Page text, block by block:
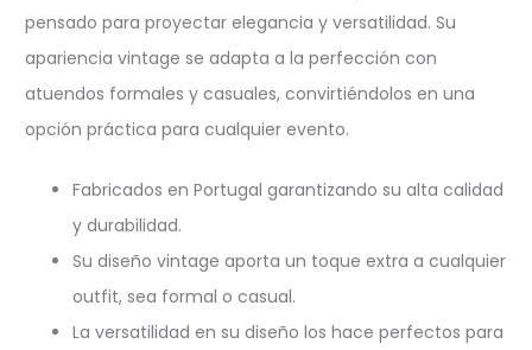
pensado para proyectar elegancia y versatilidad. Su
apariencia vintage se adapta a la perfección con
atuendos formales y casuales, convirtiéndolos en una
opción práctica para cualquier evento.
Fabricados en Portugal garantizando su alta calidad
y durabilidad.
Su diseño vintage aporta un toque extra a cualquier
outfit, sea formal o casual.
La versatilidad en su diseño los hace perfectos para